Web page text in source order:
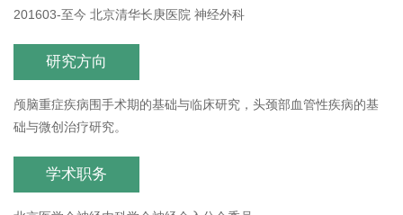
201603-至今 北京清华长庚医院 神经外科
研究方向
颅脑重症疾病围手术期的基础与临床研究，头颈部血管性疾病的基
础与微创治疗研究。
学术职务